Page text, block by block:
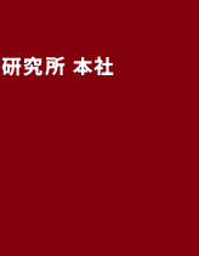
究所 本社